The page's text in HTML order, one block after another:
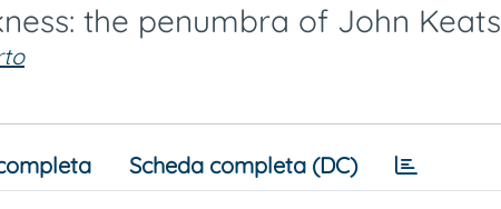
the penumbra of John Keats
Scheda completa (DC)